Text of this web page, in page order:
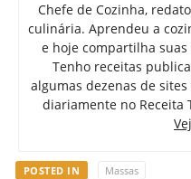
Chefe de Cozinha,
culinária. Aprendeu a
e hoje compartilha
Tenho receitas
algumas dezenas de
diariamente no Receita
POSTED IN Massas